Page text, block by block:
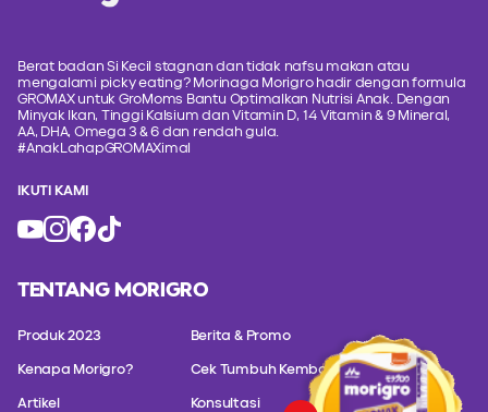
Berat badan Si Kecil stagnan dan tidak nafsu makan atau
mengalami picky eating? Morinaga Morigro hadir dengan formula
GROMAX untuk GroMoms Bantu Optimalkan Nutrisi Anak. Dengan
Minyak Ikan, Tinggi Kalsium dan Vitamin D, 14 Vitamin & 9 Mineral,
AA, DHA, Omega 3 & 6 dan rendah gula.
#AnakLahapGROMAXimal
IKUTI KAMI
TENTANG MORIGRO
Produk 2023
Kenapa Morigro?
Artikel
Berita & Promo
Cek Tumbuh Kembang
Konsultasi